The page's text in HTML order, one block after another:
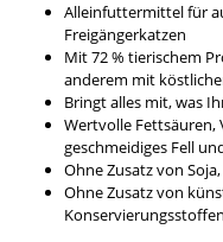
Alleinfuttermittel für
Freigängerkatzen
Mit 72 % tierischem
anderem mit
Bringt alles mit, was
Wertvolle
geschmeidiges Fell
Ohne Zusatz von
Ohne Zusatz von
Konservierungsstoffen